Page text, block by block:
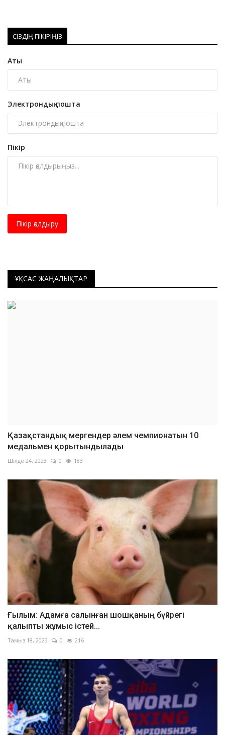
СІЗДІҢ ПІКІРІҢІЗ
Аты
Электрондық пошта
Пікір
Пікір қалдыру
ҰҚСАС ЖАҢАЛЫҚТАР
Қазақстандық мергендер әлем чемпионатын 10
медальмен қорытындылады
Шілде 24, 2023 0 183
Ғылым: Адамға салынған шошқаның бүйрегі
қалыпты жұмыс істей...
Тамыз 18, 2023 0 216